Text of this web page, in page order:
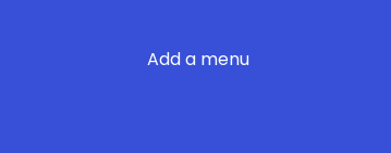
Add a menu